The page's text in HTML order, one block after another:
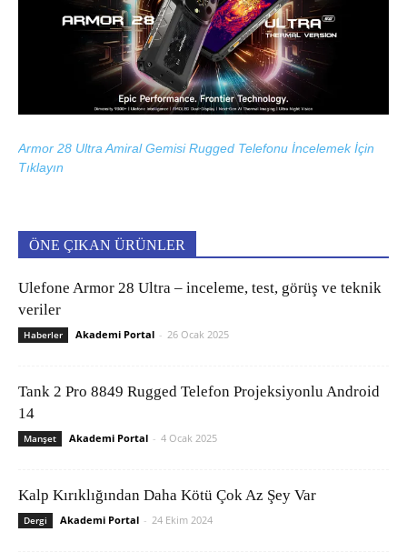
Armor 28 Ultra Amiral Gemisi Rugged Telefonu İncelemek İçin
Tıklayın
ÖNE ÇIKAN ÜRÜNLER
Ulefone Armor 28 Ultra – inceleme, test, görüş ve teknik
veriler
Haberler Akademi Portal - 26 Ocak 2025
Tank 2 Pro 8849 Rugged Telefon Projeksiyonlu Android
14
Manşet Akademi Portal - 4 Ocak 2025
Kalp Kırıklığından Daha Kötü Çok Az Şey Var
Dergi Akademi Portal - 24 Ekim 2024